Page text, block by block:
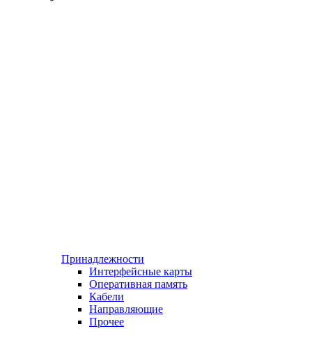
Принадлежности
Интерфейсные карты
Оперативная память
Кабели
Направляющие
Прочее